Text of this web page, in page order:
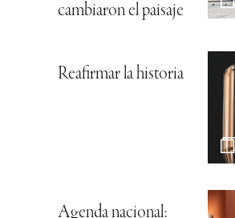
cambiaron el paisaje
Reafirmar la historia
Agenda nacional: